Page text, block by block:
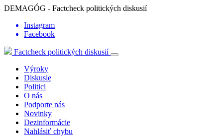
DEMAGÓG - Factcheck politických diskusií
Instagram
Facebook
Factcheck politických diskusií
Výroky
Diskusie
Politici
O nás
Podporte nás
Novinky
Dezinformácie
Nahlásiť chybu